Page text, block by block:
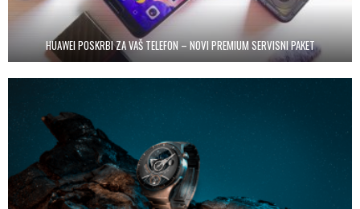
HUAWEI POSKRBI ZA VAŠ TELEFON – NOVI PREMIUM SERVISNI PAKET